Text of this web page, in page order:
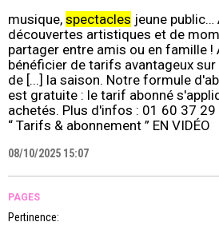
musique, spectacles jeune public…
découvertes artistiques et de
partager entre amis ou en famille !
bénéficier de tarifs avantageux
de [...] la saison. Notre formule
est gratuite : le tarif abonné
achetés. Plus d'infos : 01 60 37
“ Tarifs & abonnement ” EN VIDÉO
08/10/2025 15:07
PAGES
Pertinence: